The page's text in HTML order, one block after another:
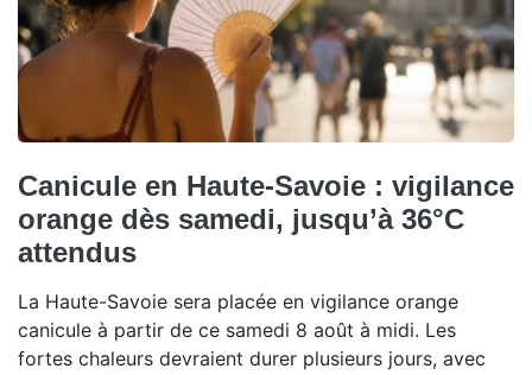
Canicule en Haute-Savoie : vigilance
orange dès samedi, jusqu’à 36°C
attendus
La Haute-Savoie sera placée en vigilance orange
canicule à partir de ce samedi 8 août à midi. Les
fortes chaleurs devraient durer plusieurs jours, avec